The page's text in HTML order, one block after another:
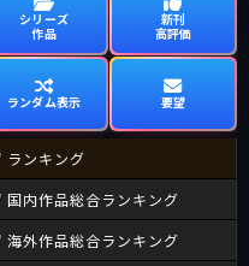
シリーズ
作品
新刊
高評価
ランダム表示 要望
ランキング
国内作品総合ランキング
海外作品総合ランキング